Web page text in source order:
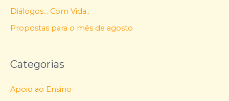
Diálogos… Com Vida..
Propostas para o mês de agosto
Categorias
Apoio ao Ensino